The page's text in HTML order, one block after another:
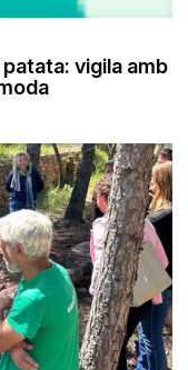
patata: vigila amb